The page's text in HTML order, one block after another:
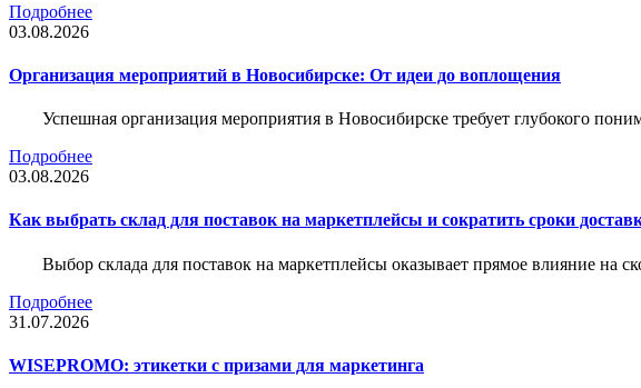
Подробнее
03.08.2026
Организация мероприятий в Новосибирске: От идеи до воплощения
Успешная организация мероприятия в Новосибирске требует глубокого
Подробнее
03.08.2026
Как выбрать склад для поставок на маркетплейсы и сократить сроки
Выбор склада для поставок на маркетплейсы оказывает прямое влияние на
Подробнее
31.07.2026
WISEPROMO: этикетки с призами для маркетинга